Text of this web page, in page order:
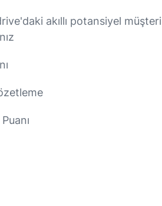
akıllı potansiyel müşteri